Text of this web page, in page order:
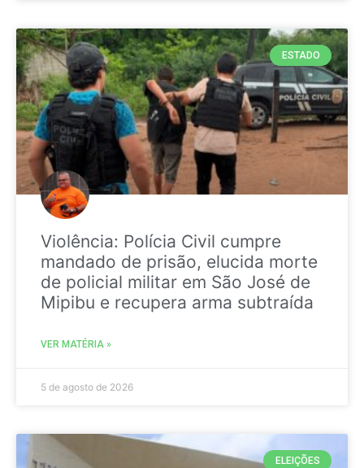
ESTADO
Violência: Polícia Civil cumpre
mandado de prisão, elucida morte
de policial militar em São José de
Mipibu e recupera arma subtraída
VER MATÉRIA »
5 de agosto de 2026
ELEIÇÕES